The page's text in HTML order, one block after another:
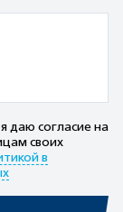
даю согласие на
своих
в